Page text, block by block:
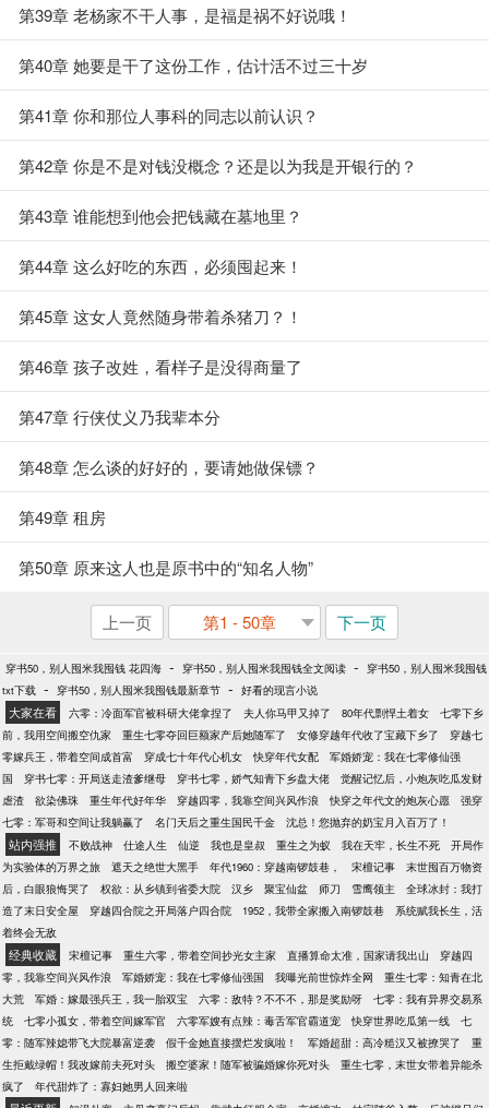
第39章 老杨家不干人事，是福是祸不好说哦！
第40章 她要是干了这份工作，估计活不过三十岁
第41章 你和那位人事科的同志以前认识？
第42章 你是不是对钱没概念？还是以为我是开银行的？
第43章 谁能想到他会把钱藏在墓地里？
第44章 这么好吃的东西，必须囤起来！
第45章 这女人竟然随身带着杀猪刀？！
第46章 孩子改姓，看样子是没得商量了
第47章 行侠仗义乃我辈本分
第48章 怎么谈的好好的，要请她做保镖？
第49章 租房
第50章 原来这人也是原书中的“知名人物”
上一页 第1 - 50章 下一页
穿书50，别人囤米我囤钱 花四海 - 穿书50，别人囤米我囤钱全文阅读 -
穿书50，别人囤米我囤钱
txt下载 - 穿书50，别人囤米我囤钱最新章节 - 好看的现言小说
大家在看 六零：冷面军官被科研大佬拿捏了 夫人你马甲又掉了 80年代剽悍土着女
七零下乡
前，我用空间搬空仇家
重生七零夺回巨额家产后她随军了 女修穿越年代收了宝藏下乡了
穿越七
零嫁兵王，带着空间成首富
穿成七十年代心机女 快穿年代女配
军婚娇宠：我在七零修仙强
国
穿书七零：开局送走渣爹继母 穿书七零，娇气知青下乡盘大佬
觉醒记忆后，小炮灰吃瓜发财
虐渣
欲染佛珠 重生年代好年华 穿越四零，我靠空间兴风作浪 快穿之年代文的炮灰心愿
强穿
七零：军哥和空间让我躺赢了
名门天后之重生国民千金 沈总！您抛弃的奶宝月入百万了！
站内强推 不败战神 仕途人生 仙逆 我也是皇叔 重生之为蚁 我在天牢，长生不死
开局作
为实验体的万界之旅
遮天之绝世大黑手 年代1960：穿越南锣鼓巷， 宋檀记事
末世囤百万物资
后，白眼狼悔哭了
权欲：从乡镇到省委大院 汉乡 聚宝仙盆 师刀 雪鹰领主
全球冰封：我打
造了末日安全屋
穿越四合院之开局落户四合院 1952，我带全家搬入南锣鼓巷
系统赋我长生，活
着终会无敌
经典收藏 宋檀记事 重生六零，带着空间抄光女主家 直播算命太准，国家请我出山
穿越四
零，我靠空间兴风作浪
军婚娇宠：我在七零修仙强国 我曝光前世惊炸全网
重生七零：知青在北
大荒
军婚：嫁最强兵王，我一胎双宝 六零：敌特？不不不，那是奖励呀
七零：我有异界交易系
统
七零小孤女，带着空间嫁军官 六零军嫂有点辣：毒舌军官霸道宠 快穿世界吃瓜第一线
七
零：随军辣媳带飞大院暴富逆袭
假千金她直接摆烂发疯啦！ 军婚超甜：高冷糙汉又被撩哭了
重
生拒戴绿帽！我改嫁前夫死对头
搬空婆家！随军被骗婚嫁你死对头
重生七零，末世女带着异能杀
疯了
年代甜炸了：寡妇她男人回来啦